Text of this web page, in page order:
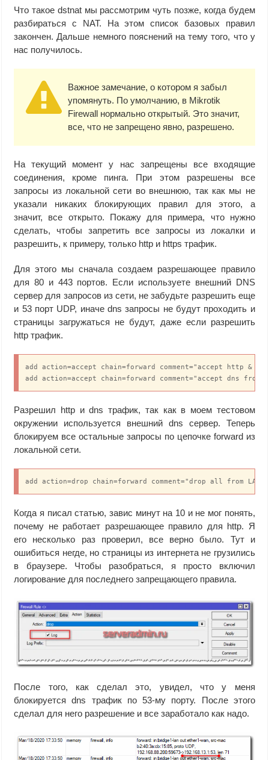
Что такое dstnat мы рассмотрим чуть позже, когда будем
разбираться с NAT. На этом список базовых правил
закончен. Дальше немного пояснений на тему того, что у
нас получилось.
Важное замечание, о котором я забыл
упомянуть. По умолчанию, в Mikrotik
Firewall нормально открытый. Это значит,
все, что не запрещено явно, разрешено.
На текущий момент у нас запрещены все входящие
соединения, кроме пинга. При этом разрешены все
запросы из локальной сети во внешнюю, так как мы не
указали никаких блокирующих правил для этого, а
значит, все открыто. Покажу для примера, что нужно
сделать, чтобы запретить все запросы из локалки и
разрешить, к примеру, только http и https трафик.
Для этого мы сначала создаем разрешающее правило
для 80 и 443 портов. Если используете внешний DNS
сервер для запросов из сети, не забудьте разрешить еще
и 53 порт UDP, иначе dns запросы не будут проходить и
страницы загружаться не будут, даже если разрешить
http трафик.
add action=accept chain=forward comment="accept http
add action=accept chain=forward comment="accept dns
Разрешил http и dns трафик, так как в моем тестовом
окружении используется внешний dns сервер. Теперь
блокируем все остальные запросы по цепочке forward из
локальной сети.
add action=drop chain=forward comment="drop all from
Когда я писал статью, завис минут на 10 и не мог понять,
почему не работает разрешающее правило для http. Я
его несколько раз проверил, все верно было. Тут и
ошибиться негде, но страницы из интернета не грузились
в браузере. Чтобы разобраться, я просто включил
логирование для последнего запрещающего правила.
После того, как сделал это, увидел, что у меня
блокируется dns трафик по 53-му порту. После этого
сделал для него разрешение и все заработало как надо.